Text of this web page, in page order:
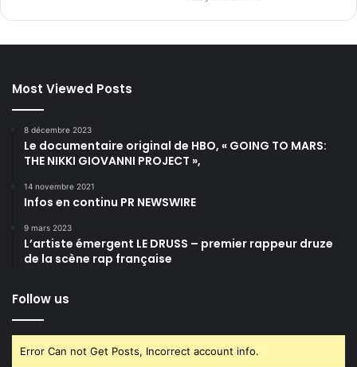
Most Viewed Posts
8 décembre 2023
Le documentaire original de HBO, « GOING TO MARS:
THE NIKKI GIOVANNI PROJECT »,
14 novembre 2021
Infos en continu PR NEWSWIRE
9 mars 2023
L’artiste émergent LE DRUSS – premier rappeur druze
de la scène rap française
Follow us
Error Can not Get Posts, Incorrect account info.